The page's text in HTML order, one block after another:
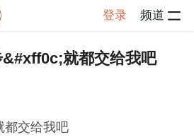
登录 频道
感慨 帖子详情
就都交给我吧
都交给我吧